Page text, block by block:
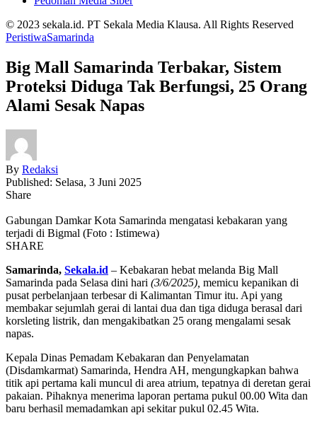
© 2023 sekala.id. PT Sekala Media Klausa. All Rights Reserved
PeristiwaSamarinda
Big Mall Samarinda Terbakar, Sistem
Proteksi Diduga Tak Berfungsi, 25 Orang
Alami Sesak Napas
By Redaksi
Published: Selasa, 3 Juni 2025
Share
Gabungan Damkar Kota Samarinda mengatasi kebakaran yang
terjadi di Bigmal (Foto : Istimewa)
SHARE
Samarinda, Sekala.id – Kebakaran hebat melanda Big Mall
Samarinda pada Selasa dini hari (3/6/2025), memicu kepanikan di
pusat perbelanjaan terbesar di Kalimantan Timur itu. Api yang
membakar sejumlah gerai di lantai dua dan tiga diduga berasal dari
korsleting listrik, dan mengakibatkan 25 orang mengalami sesak
napas.
Kepala Dinas Pemadam Kebakaran dan Penyelamatan
(Disdamkarmat) Samarinda, Hendra AH, mengungkapkan bahwa
titik api pertama kali muncul di area atrium, tepatnya di deretan gerai
pakaian. Pihaknya menerima laporan pertama pukul 00.00 Wita dan
baru berhasil memadamkan api sekitar pukul 02.45 Wita.